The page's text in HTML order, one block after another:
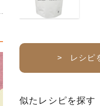
> レシピ
似たレシピを探す